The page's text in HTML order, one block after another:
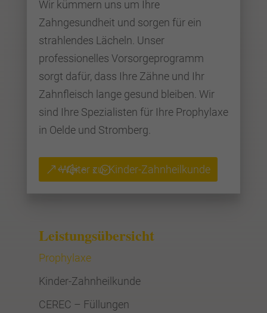
Wir kümmern uns um Ihre
Zahngesundheit und sorgen für ein
strahlendes Lächeln. Unser
professionelles Vorsorgeprogramm
sorgt dafür, dass Ihre Zähne und Ihr
Zahnfleisch lange gesund bleiben. Wir
sind Ihre Spezialisten für Ihre Prophylaxe
in Oelde und Stromberg.
Weiter zu: Kinder-Zahnheilkunde
Leistungsübersicht
Prophylaxe
Kinder-Zahnheilkunde
CEREC – Füllungen